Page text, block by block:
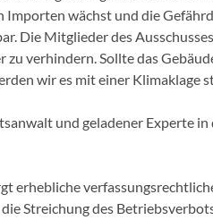
Importen wächst und die
Die Mitglieder des
zu verhindern. Sollte das
wir es mit einer Klimaklage
und geladener Experte
erhebliche
Streichung des